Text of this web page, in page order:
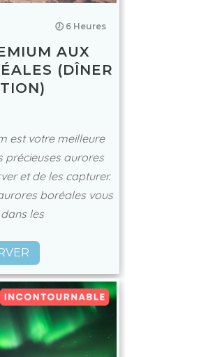
🕖 6 Heures
AUX
(DÎNER
est votre meilleure
précieuses aurores
et de les capturer.
boréales vous
les